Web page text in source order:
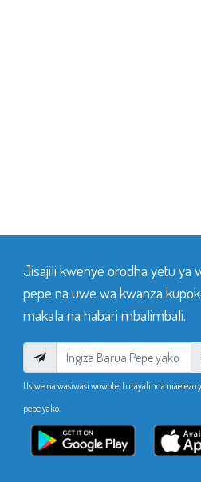
Jisajili kwenye orodha yetu ya
pepe na uwe wa kwanza
makala na habari mbalimbali.
Usiwe na wasiwasi wowote, tutayalinda
pepe yako.